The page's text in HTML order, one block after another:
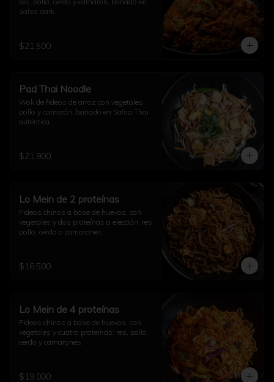
salsa dark.
$21.500
Pad Thai Noodle
Wok de fideos de arroz con vegetales,
pollo y camarón, bañado en Salsa Thai
auténtica.
$21.900
Lo Mein de 2 proteínas
Fideos chinos a base de huevos, con
vegetales y dos proteínas a elección: res,
pollo, cerdo o camarones.
$16.500
Lo Mein de 4 proteínas
Fideos chinos a base de huevos, con
vegetales y cuatro proteínas: res, pollo,
cerdo y camarones.
$19.000